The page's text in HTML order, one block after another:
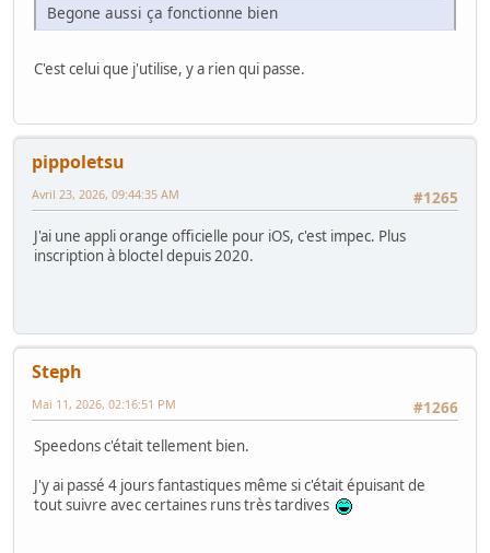
Begone aussi ça fonctionne bien
C'est celui que j'utilise, y a rien qui passe.
pippoletsu
#1265
Avril 23, 2026, 09:44:35 AM
J'ai une appli orange officielle pour iOS, c'est impec. Plus
inscription à bloctel depuis 2020.
Steph
#1266
Mai 11, 2026, 02:16:51 PM
Speedons c'était tellement bien.
J'y ai passé 4 jours fantastiques même si c'était épuisant de
tout suivre avec certaines runs très tardives